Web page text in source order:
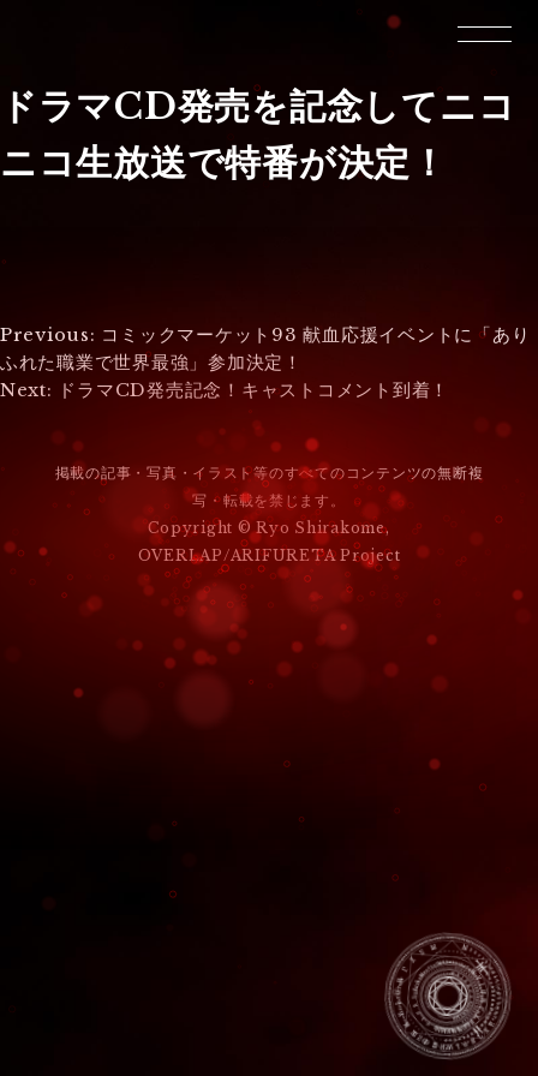
ドラマCD発売を記念してニコ
ニコ生放送で特番が決定！
投
稿
ビ
ー
Previous: コミックマーケット93 献血応援イベントに「あり
ふれた職業で世界最強」参加決定！
Next:
ドラマCD発売記念！キャストコメント到着！
掲載の記事・写真・イラスト等のすべてのコンテンツの無断複
写・転載を禁じます。
Copyright © Ryo Shirakome,
OVERLAP/ARIFURETA Project